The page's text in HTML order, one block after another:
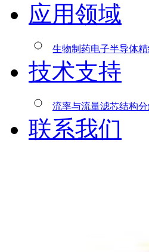
应用领域
生物制药电子半导体
技术支持
流率与流量滤芯结构分
联系我们